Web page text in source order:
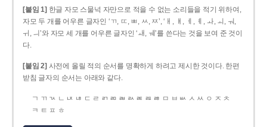
[붙임 1] 한글 자모 스물넉 자만으로 적을 수 없는 소리들을 적기 위하여,
자모 두 개를 어우른 글자인 ‘ㄲ, ㄸ, ㅃ, ㅆ, ㅉ’, ‘ㅐ, ㅒ, ㅔ, ㅖ, ㅘ, ㅚ, ㅝ,
ㅟ, ㅢ’와 자모 세 개를 어우른 글자인 ‘ㅙ, ㅞ’를 쓴다는 것을 보여 준 것이
다.
[붙임 2] 사전에 올릴 적의 순서를 명확하게 하려고 제시한 것이다. 한편
받침 글자의 순서는 아래와 같다.
ㄱ ㄲ ㄳ ㄴ ㄵ ㄶ ㄷ ㄹ ㄺ ㄻ ㄼ ㄽ ㄾ ㄿ ㅀ ㅁ ㅂ ㅄ ㅅ ㅆ ㅇ ㅈ ㅊ
ㅋ ㅌ ㅍ ㅎ